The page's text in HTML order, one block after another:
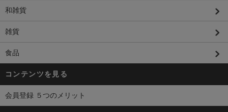
和雑貨
雑貨
食品
コンテンツを見る
会員登録 ５つのメリット